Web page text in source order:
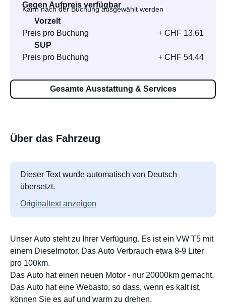
Gegen Aufpreis verfügbar
Kann nach der Buchung ausgewählt werden
Vorzelt
Preis pro Buchung
+ CHF 13.61
SUP
Preis pro Buchung
+ CHF 54.44
Gesamte Ausstattung & Services
Über das Fahrzeug
Dieser Text wurde automatisch von Deutsch
übersetzt.
Originaltext anzeigen
Unser Auto steht zu Ihrer Verfügung. Es ist ein VW T5 mit
einem Dieselmotor. Das Auto Verbrauch etwa 8-9 Liter
pro 100km.
Das Auto hat einen neuen Motor - nur 20000km gemacht.
Das Auto hat eine Webasto, so dass, wenn es kalt ist,
können Sie es auf und warm zu drehen.